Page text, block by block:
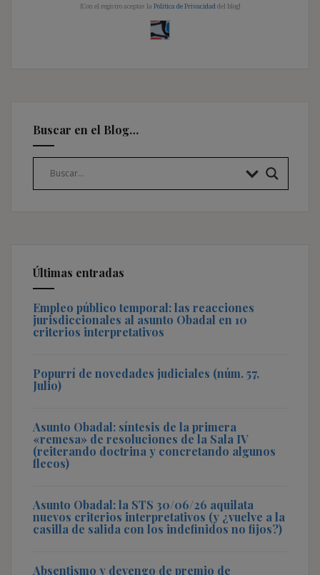
[Con el registro aceptas la Política de Privacidad del blog]
Buscar en el Blog…
Últimas entradas
Empleo público temporal: las reacciones
jurisdiccionales al asunto Obadal en 10
criterios interpretativos
Popurrí de novedades judiciales (núm. 57,
Julio)
Asunto Obadal: síntesis de la primera
«remesa» de resoluciones de la Sala IV
(reiterando doctrina y concretando algunos
flecos)
Asunto Obadal: la STS 30/06/26 aquilata
nuevos criterios interpretativos (y ¿vuelve a la
casilla de salida con los indefinidos no fijos?)
Absentismo y devengo de premio de